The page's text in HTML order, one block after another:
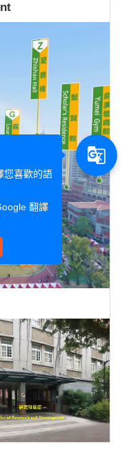
您喜歡的語
翻譯
g_translate